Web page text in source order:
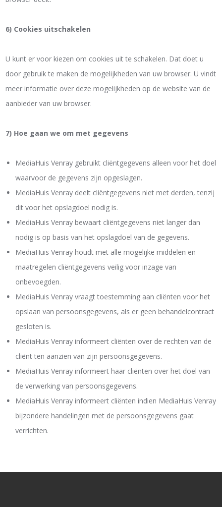
6) Cookies uitschakelen
U kunt er voor kiezen om cookies uit te schakelen. Dat doet u
door gebruik te maken de mogelijkheden van uw browser. U vindt
meer informatie over deze mogelijkheden op de website van de
aanbieder van uw browser.
7) Hoe gaan we om met gegevens
MediaHuis Venray gebruikt cliëntgegevens alleen voor het doel
waarvoor de gegevens zijn opgeslagen.
MediaHuis Venray deelt cliëntgegevens niet met derden, tenzij
dit voor het opslagdoel nodig is.
MediaHuis Venray bewaart cliëntgegevens niet langer dan
nodig is op basis van het opslagdoel van de gegevens.
MediaHuis Venray houdt met alle mogelijke middelen en
maatregelen cliëntgegevens veilig voor inzage van
onbevoegden.
MediaHuis Venray vraagt toestemming aan cliënten voor het
opslaan van persoonsgegevens, als er geen behandelcontract
gesloten is.
MediaHuis Venray informeert cliënten over de rechten van de
cliënt ten aanzien van zijn persoonsgegevens.
MediaHuis Venray informeert haar cliënten over het doel van
de verwerking van persoonsgegevens.
MediaHuis Venray informeert cliënten indien MediaHuis Venray
bijzondere handelingen met de persoonsgegevens gaat
verrichten.